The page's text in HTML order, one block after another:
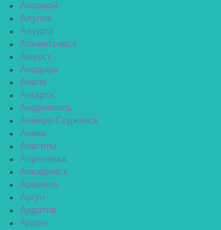
Алзамай
Алупка
Алушта
Альметьевск
Амурск
Анадырь
Анапа
Ангарск
Андреаполь
Анжеро-Судженск
Анива
Апатиты
Апрелевка
Апшеронск
Арамиль
Аргун
Ардатов
Ардон